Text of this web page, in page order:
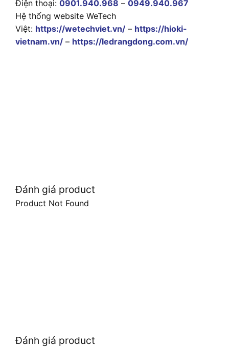
Điện thoại: 0901.940.968 – 0949.940.967
Hệ thống website WeTech
Việt: https://wetechviet.vn/ – https://hioki-
vietnam.vn/ – https://ledrangdong.com.vn/
Đánh giá product
Product Not Found
Đánh giá product